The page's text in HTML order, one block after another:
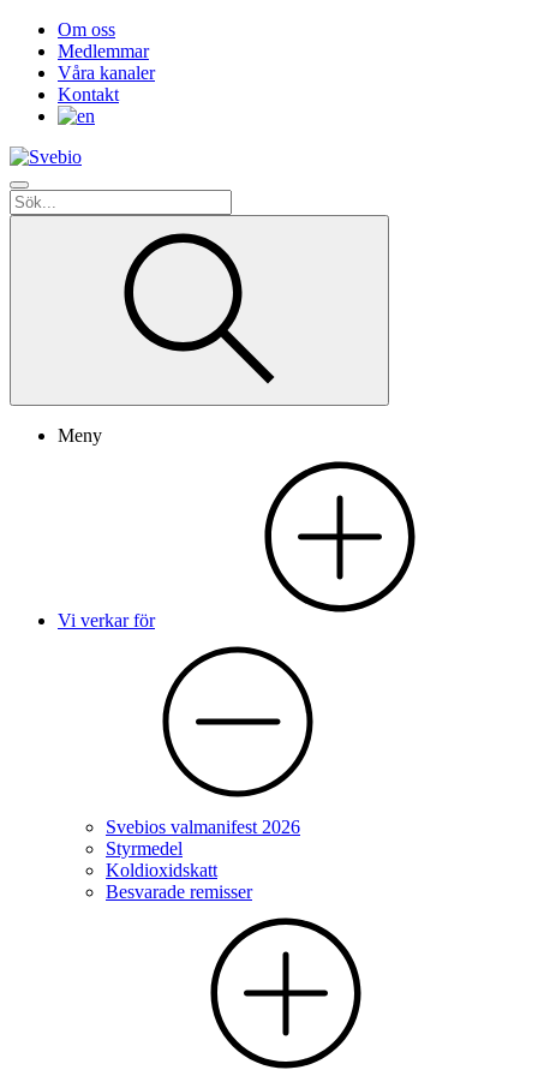
Om oss
Medlemmar
Våra kanaler
Kontakt
Meny
Vi verkar för
Svebios valmanifest 2026
Styrmedel
Koldioxidskatt
Besvarade remisser